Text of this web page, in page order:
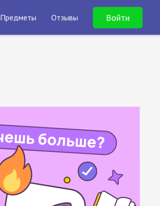
Предметы Отзывы Войти